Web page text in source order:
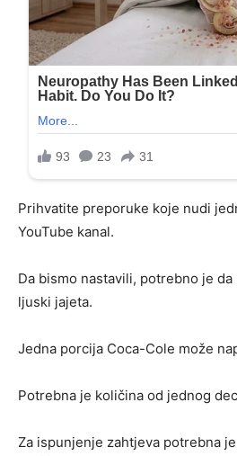
Prihvatite preporuke koje nudi
YouTube kanal.
Da bismo nastavili, potrebno je
ljuski jajeta.
Jedna porcija Coca-Cole može
Potrebna je količina od jednog
Za ispunjenje zahtjeva potrebna